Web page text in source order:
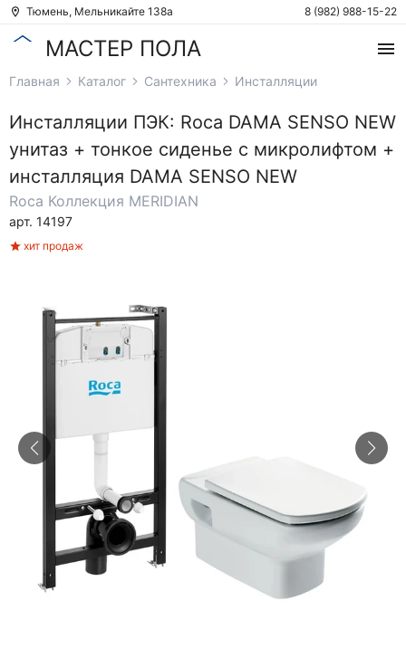
Тюмень, Мельникайте 138а 8 (982) 988-15-22
МАСТЕР ПОЛА
Главная Каталог Сантехника Инсталляции
Инсталляции ПЭК: Roca DAMA SENSO NEW
унитаз + тонкое сиденье с микролифтом +
инсталляция DAMA SENSO NEW
Roca Коллекция MERIDIAN
арт. 14197
хит продаж